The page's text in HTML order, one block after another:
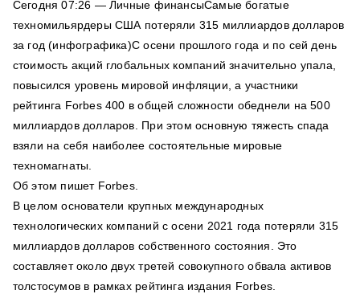
Сегодня 07:26 — Личные финансыСамые богатые
техномильярдеры США потеряли 315 миллиардов долларов
за год (инфографика)С осени прошлого года и по сей день
стоимость акций глобальных компаний значительно упала,
повысился уровень мировой инфляции, а участники
рейтинга Forbes 400 в общей сложности обеднели на 500
миллиардов долларов. При этом основную тяжесть спада
взяли на себя наиболее состоятельные мировые
техномагнаты.
Об этом пишет Forbes.
В целом основатели крупных международных
технологических компаний с осени 2021 года потеряли 315
миллиардов долларов собственного состояния. Это
составляет около двух третей совокупного обвала активов
толстосумов в рамках рейтинга издания Forbes.